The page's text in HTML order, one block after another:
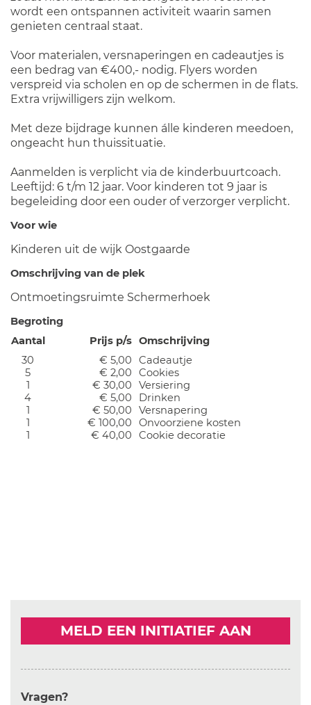
wordt een ontspannen activiteit waarin samen
genieten centraal staat.
Voor materialen, versnaperingen en cadeautjes is
een bedrag van €400,- nodig. Flyers worden
verspreid via scholen en op de schermen in de flats.
Extra vrijwilligers zijn welkom.
Met deze bijdrage kunnen álle kinderen meedoen,
ongeacht hun thuissituatie.
Aanmelden is verplicht via de kinderbuurtcoach.
Leeftijd: 6 t/m 12 jaar. Voor kinderen tot 9 jaar is
begeleiding door een ouder of verzorger verplicht.
Voor wie
Kinderen uit de wijk Oostgaarde
Omschrijving van de plek
Ontmoetingsruimte Schermerhoek
Begroting
Aantal
Prijs p/s Omschrijving
30
€ 5,00
Cadeautje
5
€ 2,00
Cookies
1
€ 30,00
Versiering
4
€ 5,00
Drinken
1
€ 50,00
Versnapering
1
€ 100,00
Onvoorziene kosten
1
€ 40,00 Cookie decoratie
MELD EEN INITIATIEF AAN
Vragen?